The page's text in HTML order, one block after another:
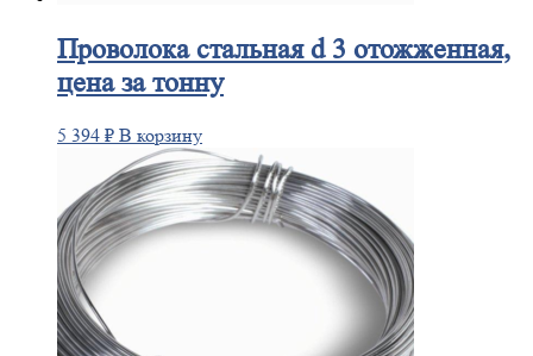
Проволокастальная d 3 отожженная,
цена за тонну
5 394 ₽ В корзину